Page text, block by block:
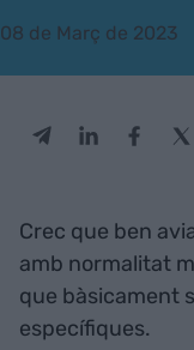
08 de Març de 2023
Crec que ben
amb normalitat
que bàsicament
específiques.